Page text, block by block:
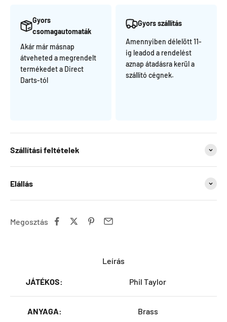
Gyors
csomagautomaták
Akár már másnap
átveheted a megrendelt
termékedet a Direct
Darts-tól
Gyors szállítás
Amennyiben délelött 11-
ig leadod a rendelést
aznap átadásra kerül a
szállító cégnek.
Szállítási feltételek
Elállás
Megosztás
Leírás
JÁTÉKOS: Phil Taylor
ANYAGA: Brass